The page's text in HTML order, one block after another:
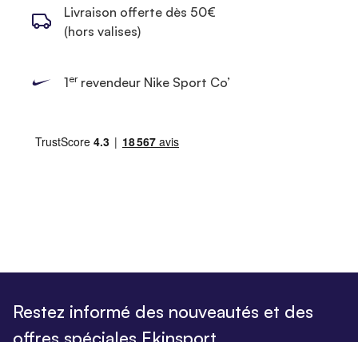
Livraison offerte dès 50€
(hors valises)
1errevendeur Nike Sport Co’
Restez informé des nouveautés et des
offres spéciales Ekinsport